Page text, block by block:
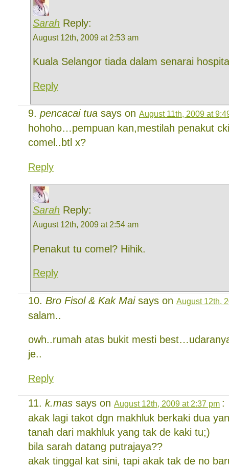
Sarah Reply:
August 12th, 2009 at 2:53 am
Kuala Selangor tiada dalam senarai
Reply
pencacai tua says on August 11th, 2009 at
hohoho…pempuan kan,mestilah penakut
comel..btl x?
Reply
Sarah Reply:
August 12th, 2009 at 2:54 am
Penakut tu comel? Hihik.
Reply
Bro Fisol & Kak Maisays on August 12th,
salam..
owh..rumah atas bukit mesti
je..
Reply
k.mas says on August 12th, 2009 at 2:37 pm :
akak lagi takot dgn makhluk berkaki dua
tanah dari makhluk yang tak de kaki tu;)
bila sarah datang putrajaya??
akak tinggal kat sini, tapi akak tak de no